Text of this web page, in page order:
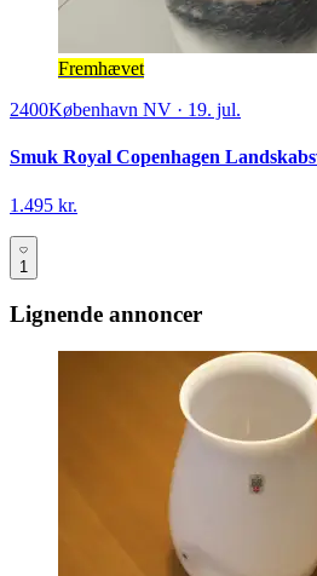
Fremhævet
2400København NV · 19. jul.
Smuk Royal Copenhagen
1.495 kr.
1
Lignende annoncer